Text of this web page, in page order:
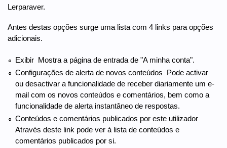
Lerparaver.
Antes destas opções surge uma lista com 4 links para opções
adicionais.
Exibir  Mostra a página de entrada de "A minha conta".
Configurações de alerta de novos conteúdos  Pode activar
ou desactivar a funcionalidade de receber diariamente um e-
mail com os novos conteúdos e comentários, bem como a
funcionalidade de alerta instantâneo de respostas.
Conteúdos e comentários publicados por este utilizador 
Através deste link pode ver à lista de conteúdos e
comentários publicados por si.